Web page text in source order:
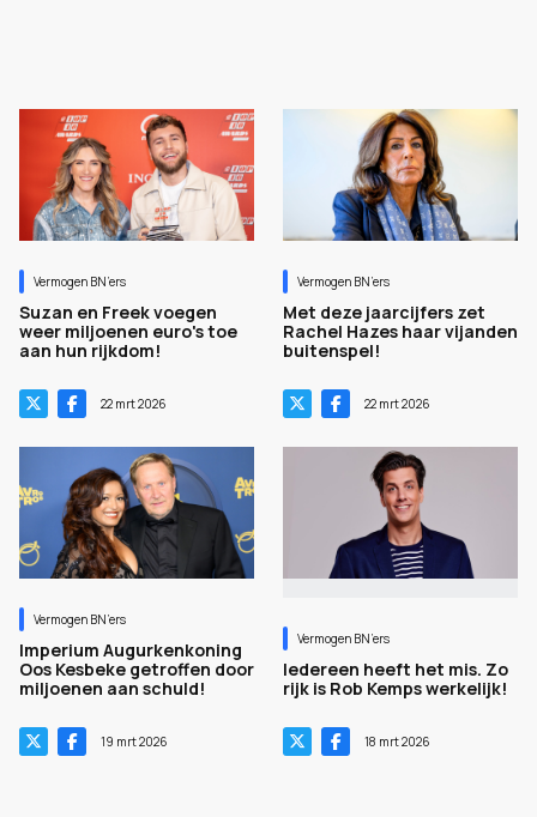
Vermogen BN’ers
Suzan en Freek voegen
weer miljoenen euro's toe
aan hun rijkdom!
22 mrt 2026
Vermogen BN’ers
Met deze jaarcijfers zet
Rachel Hazes haar vijanden
buitenspel!
22 mrt 2026
Vermogen BN’ers
Imperium Augurkenkoning
Oos Kesbeke getroffen door
miljoenen aan schuld!
19 mrt 2026
Vermogen BN’ers
Iedereen heeft het mis. Zo
rijk is Rob Kemps werkelijk!
18 mrt 2026